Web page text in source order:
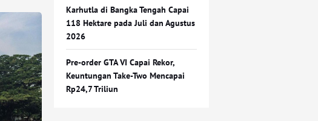
Karhutla di Bangka Tengah Capai
118 Hektare pada Juli dan Agustus
2026
Pre-order GTA VI Capai Rekor,
Keuntungan Take-Two Mencapai
Rp24,7 Triliun